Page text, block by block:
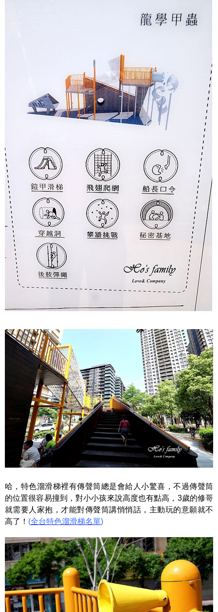
哈，特色溜滑梯裡有傳聲筒總是會給人小驚喜，不過傳聲筒
的位置很容易撞到，對小小孩來說高度也有點高，3歲的修哥
就需要人家抱，才能對傳聲筒講悄悄話，主動玩的意願就不
高了！ (全台特色溜滑梯名單)